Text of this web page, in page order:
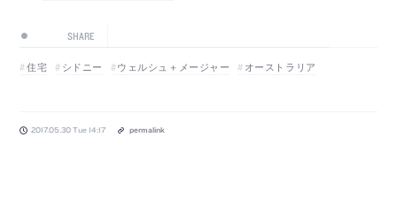
SHARE
住宅 シドニー ウェルシュ＋メージャー オーストラリア
2017.05.30 Tue 14:17 permalink